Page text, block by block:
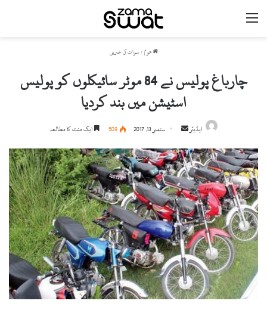
ھوم / سوات کی خبریں
چارباغ پولیس نے 84 موٹر سائیکلوں کو پولیس
اسٹیشن میں بند کردیا
ایڈیٹر
n
d
a
n
e
m
a
i
l
ستمبر 13, 2017 509 ایک منٹ کا مطالعہ